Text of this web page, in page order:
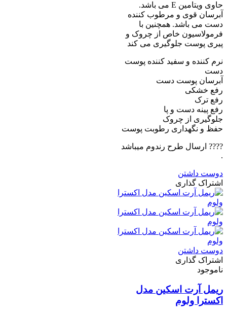
حاوی ویتامین E می باشد.
آبرسان قوی و مرطوب کننده
دست می باشد. همچنین با
فرمولاسیون خاص از چروک و
پیری پوست جلوگیری می کند
نرم کننده و سفید کننده پوست
دست
آبرسان پوست دست
رفع خشکی
رفع ترک
رفع پینه دست و پا
جلوگیری از چروک
حفظ و نگهداری رطوبت پوست
???? ارسال طرح رندوم میباشد
.
دوست داشتن
اشتراک گذاری
دوست داشتن
اشتراک گذاری
ناموجود
ریمل آرت اسکین مدل
اکسترا ولوم